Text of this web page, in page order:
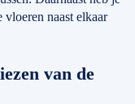
naast elkaar
van de